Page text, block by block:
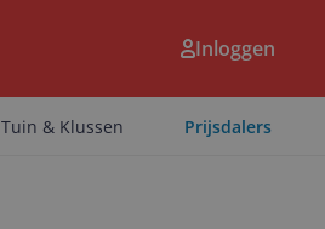
Inloggen
Tuin & Klussen Prijsdalers